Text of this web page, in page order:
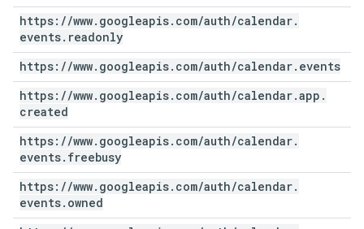
https: //www. googleapis. com/auth/calendar.
events. readonly
https: //www. googleapis. com/auth/calendar. events
https: //www. googleapis. com/auth/calendar.app .
created
https: //www. googleapis. com/auth/calendar.
events. freebusy
https: //www. googleapis. com/auth/calendar.
events. owned